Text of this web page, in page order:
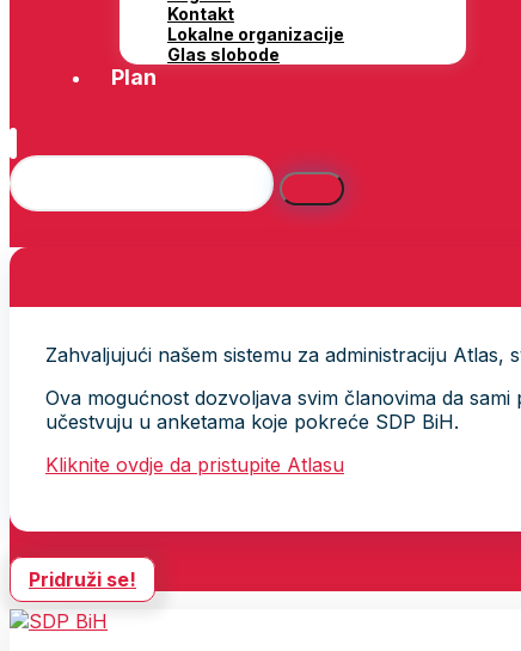
Kontakt
Lokalne organizacije
Glas slobode
Plan
Zahvaljujući našem sistemu za administraciju Atlas,
Ova mogućnost dozvoljava svim članovima da
učestvuju u anketama koje pokreće SDP BiH.
Kliknite ovdje da pristupite Atlasu
Pridruži se!